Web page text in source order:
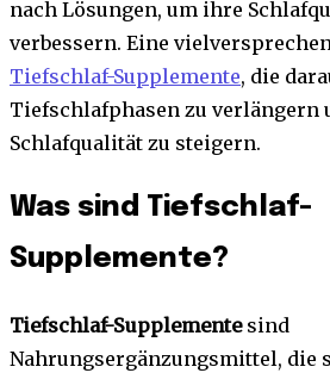
nach Lösungen, um ihre
verbessern. Eine
Tiefschlaf-Supplemente, die
Tiefschlafphasen zu verlängern
Schlafqualität zu steigern.
Was sind Tiefschlaf-
Supplemente?
Tiefschlaf-Supplementesind
Nahrungsergänzungsmittel, die